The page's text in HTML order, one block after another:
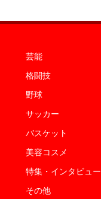
芸能
格闘技
野球
サッカー
バスケット
美容コスメ
特集・インタビュー
その他